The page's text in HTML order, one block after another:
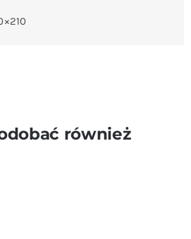
również